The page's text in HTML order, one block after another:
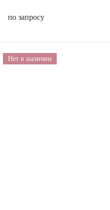
по запросу
Нет в наличии